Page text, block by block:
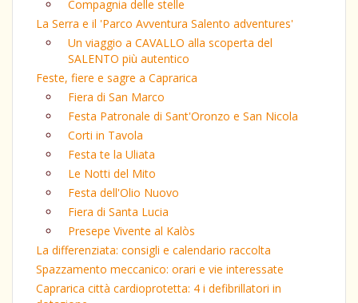
Compagnia delle stelle
La Serra e il 'Parco Avventura Salento adventures'
Un viaggio a CAVALLO alla scoperta del
SALENTO più autentico
Feste, fiere e sagre a Caprarica
Fiera di San Marco
Festa Patronale di Sant'Oronzo e San Nicola
Corti in Tavola
Festa te la Uliata
Le Notti del Mito
Festa dell'Olio Nuovo
Fiera di Santa Lucia
Presepe Vivente al Kalòs
La differenziata: consigli e calendario raccolta
Spazzamento meccanico: orari e vie interessate
Caprarica città cardioprotetta: 4 i defibrillatori in